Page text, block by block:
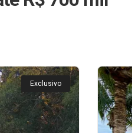
Exclusivo